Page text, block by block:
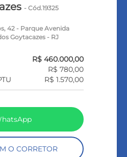
- Cód.19325
42 - Parque Avenida
Goytacazes - RJ
R$ 460.000,00
R$ 780,00
R$ 1.570,00
O CORRETOR